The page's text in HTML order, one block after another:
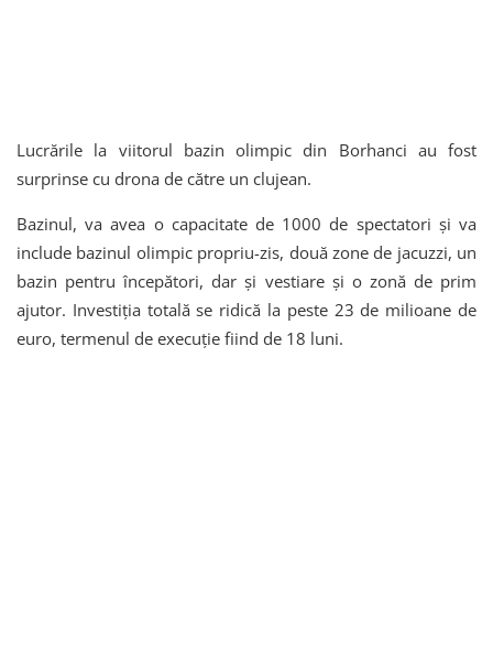
Lucrările la viitorul bazin olimpic din Borhanci au fost
surprinse cu drona de către un clujean.
Bazinul, va avea o capacitate de 1000 de spectatori și va
include bazinul olimpic propriu-zis, două zone de jacuzzi, un
bazin pentru începători, dar și vestiare și o zonă de prim
ajutor. Investiția totală se ridică la peste 23 de milioane de
euro, termenul de execuție fiind de 18 luni.